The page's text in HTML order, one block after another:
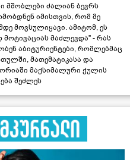
მშობლები ძალიან ბევრს
იმისთვის, რომ მე
მოვსულიყავი. ამიტომ, ეს
მოტივაციას მაძლევდა" - რას
აბიტურიენტები, რომლებმაც
მათემატიკასა და
მაქსიმალური ქულის
შეძლეს